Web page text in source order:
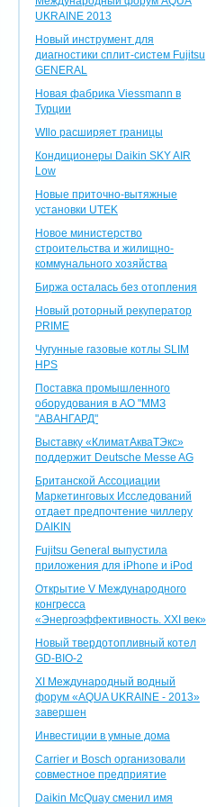
UKRAINE 2013
Новый инструмент для
диагностики сплит-систем Fujitsu
GENERAL
Новая фабрика Viessmann в
Турции
WIlo расширяет границы
Кондиционеры Daikin SKY AIR
Low
Новые приточно-вытяжные
установки UTEK
Новое министерство
строительства и жилищно-
коммунального хозяйства
Биржа осталась без отопления
Новый роторный рекуператор
PRIME
Чугунные газовые котлы SLIM
HPS
Поставка промышленного
оборудования в АО "ММЗ
"АВАНГАРД"
Выставку «КлиматАкваТЭкс»
поддержит Deutsche Messe AG
Британской Ассоциации
Маркетинговых Исследований
отдает предпочтение чиллеру
DAIKIN
Fujitsu General выпустила
приложения для iPhone и iPod
Открытие V Международного
конгресса
«Энергоэффективность. XXI век»
Новый твердотопливный котел
GD-BIO-2
XI Международный водный
форум «AQUA UKRAINE - 2013»
завершен
Инвестиции в умные дома
Carrier и Bosch организовали
совместное предприятие
Daikin McQuay сменил имя